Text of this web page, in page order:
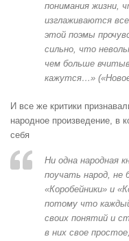
понимания жизни,
изглаживаются
этой поэмы
сильно, что
чем больше
кажутся…»
И все же критики
народное произведение, в
себя
Ни одна народная
поучать народ, не
«Коробейники» и
потому что
своих понятий и
в них свое